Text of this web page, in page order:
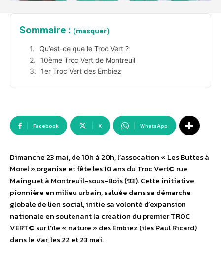
Sommaire : (masquer)
Qu’est-ce que le Troc Vert ?
10ème Troc Vert de Montreuil
1er Troc Vert des Embiez
Facebook X WhatsApp
Dimanche 23 mai, de 10h à 20h, l’assocation « Les Buttes à
Morel » organise et fête les 10 ans du Troc Vert© rue
Mainguet à Montreuil-sous-Bois (93). Cette initiative
pionnière en milieu urbain, saluée dans sa démarche
globale de lien social, initie sa volonté d’expansion
nationale en soutenant la création du premier TROC
VERT© sur l’île « nature » des Embiez (îles Paul Ricard)
dans le Var, les 22 et 23 mai.